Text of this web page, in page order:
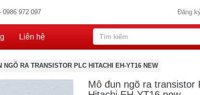
0986 972 097 Đăng
Liên hệ
NGÕ RA TRANSISTOR PLC HITACHI EH-YT16 NEW
Mô đun ngõ ra transistor